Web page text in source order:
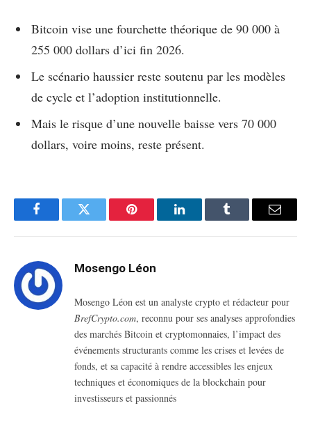
Bitcoin vise une fourchette théorique de 90 000 à
255 000 dollars d’ici fin 2026.
Le scénario haussier reste soutenu par les modèles
de cycle et l’adoption institutionnelle.
Mais le risque d’une nouvelle baisse vers 70 000
dollars, voire moins, reste présent.
FacebookTwitter Pinterest LinkedInTumblr Email
Mosengo Léon
Mosengo Léon est un analyste crypto et rédacteur pour
BrefCrypto.com, reconnu pour ses analyses approfondies
des marchés Bitcoin et cryptomonnaies, l’impact des
événements structurants comme les crises et levées de
fonds, et sa capacité à rendre accessibles les enjeux
techniques et économiques de la blockchain pour
investisseurs et passionnés